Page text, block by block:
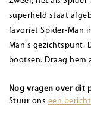
superheld staat
favoriet Spider-Man
Man's gezichtspunt.
bootsen. Draag hem
Nog vragen over dit
Stuur ons een bericht